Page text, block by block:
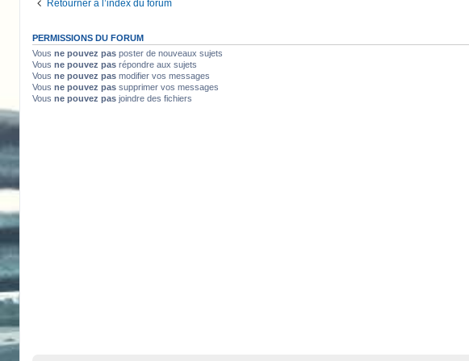
Retourner à l’index du forum
PERMISSIONS DU FORUM
Vousne pouvez pas poster de nouveaux sujets
Vousne pouvez pas répondre aux sujets
Vousne pouvez pas modifier vos messages
Vousne pouvez pas supprimer vos messages
Vousne pouvez pas joindre des fichiers